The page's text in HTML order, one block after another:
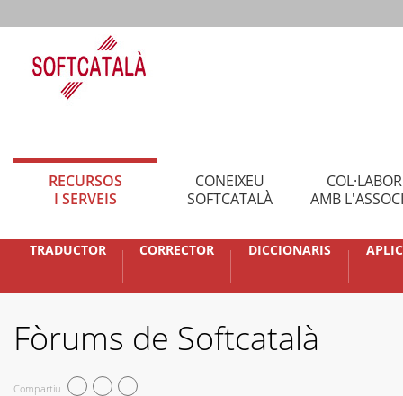
RECURSOS
I SERVEIS
CONEIXEU
SOFTCATALÀ
AMB
TRADUCTOR CORRECTOR DICCIONARIS
Fòrums de Softcatalà
Compartiu